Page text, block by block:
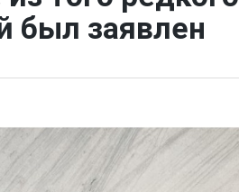
был заявлен